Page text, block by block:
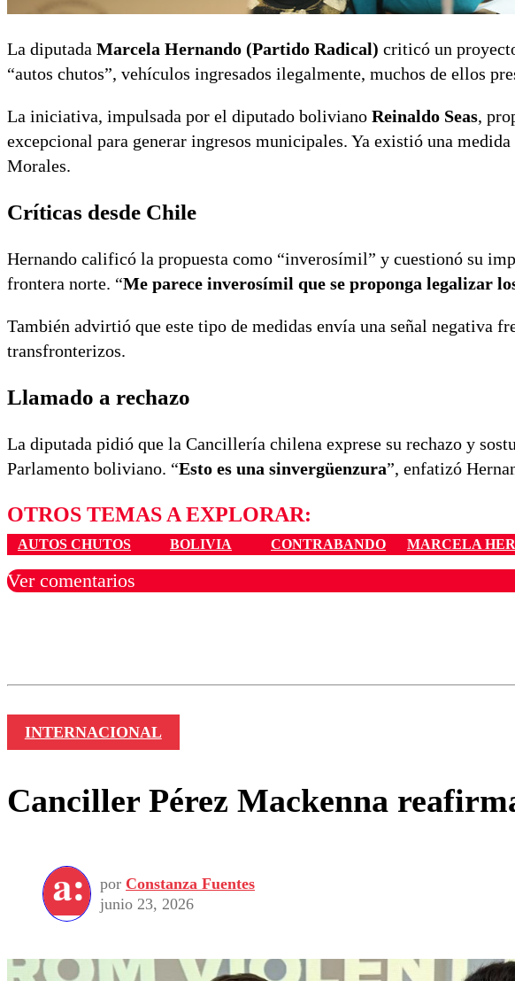
La diputada Marcela Hernando (Partido Radical) criticó un
“autos chutos”, vehículos ingresados ilegalmente, muchos de ellos
La iniciativa, impulsada por el diputado boliviano Reinaldo Seas,
excepcional para generar ingresos municipales. Ya existió una
Morales.
Críticas desde Chile
Hernando calificó la propuesta como “inverosímil” y cuestionó su
frontera norte. “Me parece inverosímil que se proponga legalizar
También advirtió que este tipo de medidas envía una señal negativa
transfronterizos.
Llamado a rechazo
La diputada pidió que la Cancillería chilena exprese su rechazo y
Parlamento boliviano. “Esto es una sinvergüenzura”, enfatizó
OTROS TEMAS A EXPLORAR:
AUTOS CHUTOS BOLIVIA CONTRABANDO MARCELA
Ver comentarios
INTERNACIONAL
Canciller Pérez Mackenna
por Constanza Fuentes
junio 23, 2026